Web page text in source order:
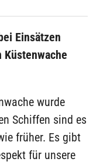
Einsätzen
wurde
Schiffen sind es
früher. Es gibt
für unsere